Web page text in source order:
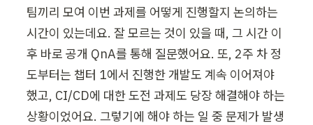
팀끼리 모여 이번 과제를 어떻게 진행할지 논의하는
시간이 있는데요. 잘 모르는 것이 있을 때, 그 시간 이
후 바로 공개 QnA를 통해 질문했어요. 또, 2주 차 정
도부터는 챕터 1에서 진행한 개발도 계속 이어져야
했고, CI/CD에 대한 도전 과제도 당장 해결해야 하는
상황이었어요. 그렇기에 해야 하는 일 중 문제가 발생